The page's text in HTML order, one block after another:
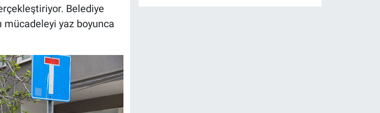
Belediye
mücadeleyi yaz boyunca